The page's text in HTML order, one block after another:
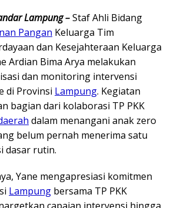
Lampung –Staf Ahli Bidang
Pangan Keluarga Tim
dan Kesejahteraan Keluarga
Ardian Bima Arya melakukan
dan monitoring intervensi
di Provinsi Lampung. Kegiatan
bagian dari kolaborasi TP PKK
dalam menangani anak zero
belum pernah menerima satu
dasar rutin.
Yane mengapresiasi komitmen
Lampung bersama TP PKK